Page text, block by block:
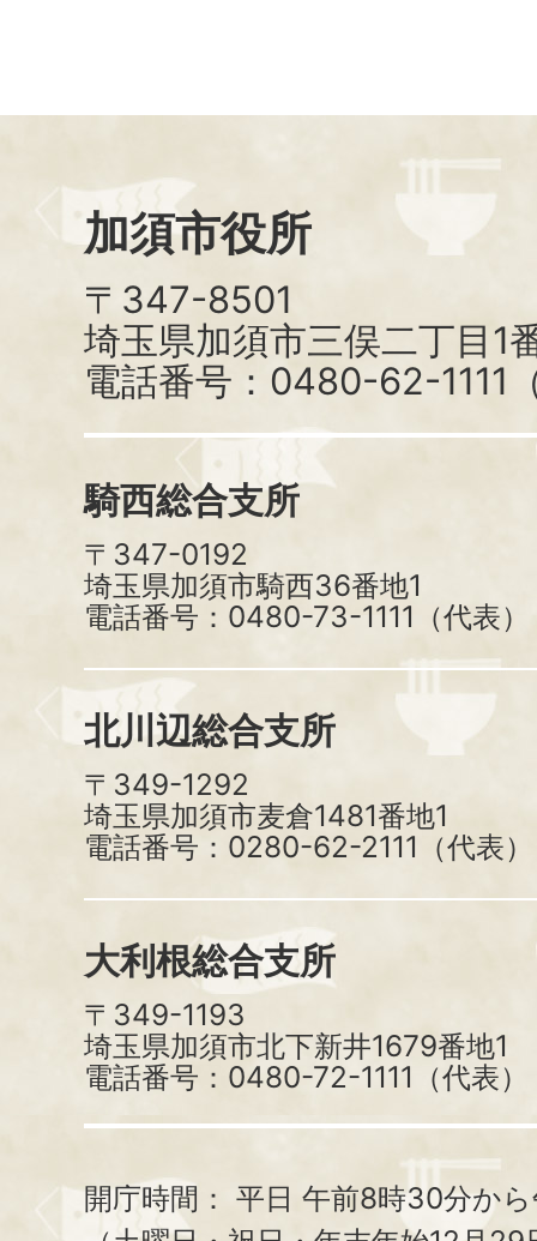
加須市役所
〒347-8501
埼玉県加須市三俣二丁目1
電話番号：0480-62-1111
騎西総合支所
〒347-0192
埼玉県加須市騎西36番地1
電話番号：0480-73-1111（代表）
北川辺総合支所
〒349-1292
埼玉県加須市麦倉1481番地1
電話番号：0280-62-2111（代表）
大利根総合支所
〒349-1193
埼玉県加須市北下新井1679番地1
電話番号：0480-72-1111（代表）
開庁時間： 平日 午前8時30分か